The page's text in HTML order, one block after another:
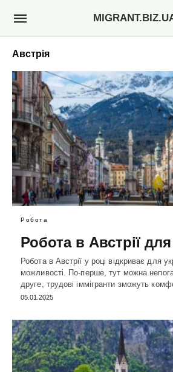
Австрія
Робота
Робота в Австрії для
Робота в Австрії у році відкриває для
можливості. По-перше, тут можна
друге, трудові іммігранти зможуть
05.01.2025